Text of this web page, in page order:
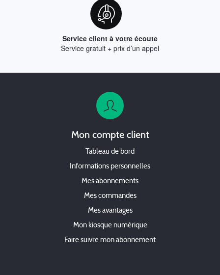
Service client à votre écoute
Service gratuit + prix d’un appel
Mon compte client
Tableau de bord
Informations personnelles
Mes abonnements
Mes commandes
Mes avantages
Mon kiosque numérique
Faire suivre mon abonnement